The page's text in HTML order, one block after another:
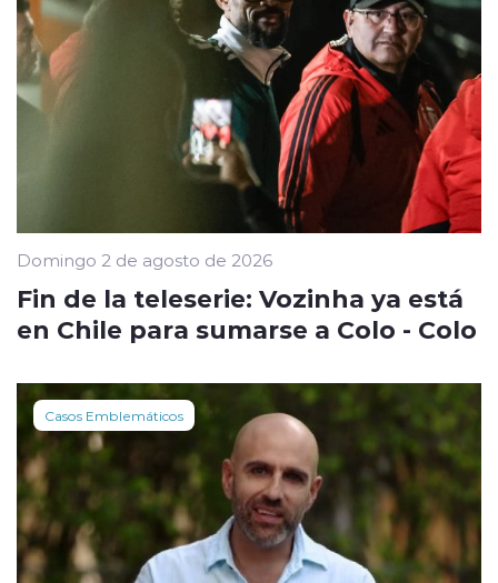
Domingo 2 de agosto de 2026
Fin de la teleserie: Vozinha ya está
en Chile para sumarse a Colo - Colo
Casos Emblemáticos